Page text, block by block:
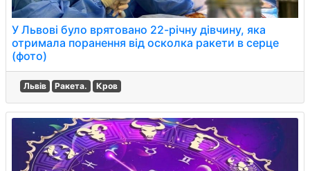
У Львові було врятовано 22-річну дівчину, яка
отримала поранення від осколка ракети в серце
(фото)
Львів Ракета. Кров